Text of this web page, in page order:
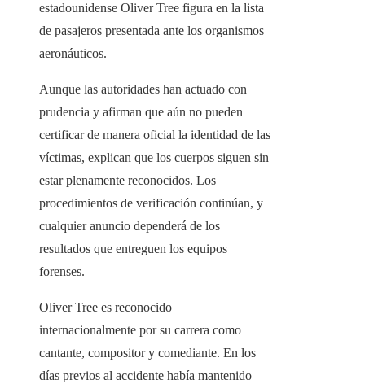
estadounidense Oliver Tree figura en la lista
de pasajeros presentada ante los organismos
aeronáuticos.
Aunque las autoridades han actuado con
prudencia y afirman que aún no pueden
certificar de manera oficial la identidad de las
víctimas, explican que los cuerpos siguen sin
estar plenamente reconocidos. Los
procedimientos de verificación continúan, y
cualquier anuncio dependerá de los
resultados que entreguen los equipos
forenses.
Oliver Tree es reconocido
internacionalmente por su carrera como
cantante, compositor y comediante. En los
días previos al accidente había mantenido